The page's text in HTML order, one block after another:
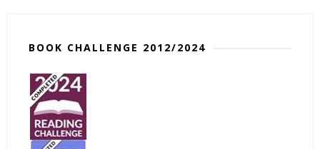
BOOK CHALLENGE 2012/2024